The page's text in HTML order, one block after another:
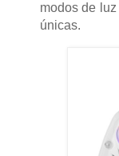
modos de
únicas.